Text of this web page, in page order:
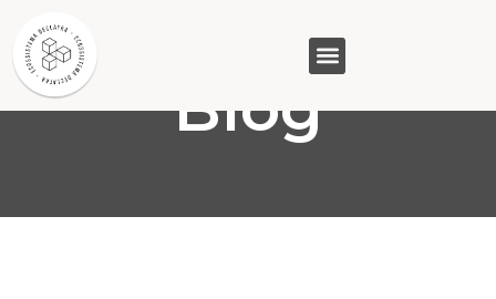
Blog